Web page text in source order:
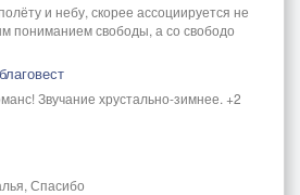
и небу, скорее ассоциируется не
пониманием свободы, а со свободо
Звучание хрустально-зимнее. +2
Спасибо